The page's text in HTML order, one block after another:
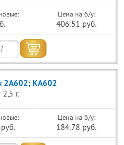
Цена на б/у:
406.51 руб.
2А602; КА602
г.
Цена на б/у:
184.78 руб.